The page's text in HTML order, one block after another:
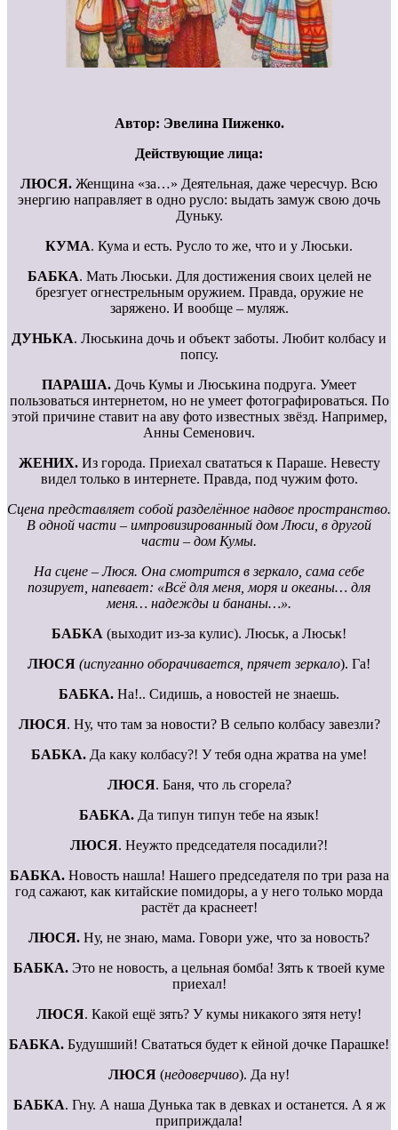
Автор: Эвелина Пиженко.
Действующие лица:
ЛЮСЯ. Женщина «за…» Деятельная, даже чересчур. Всю
энергию направляет в одно русло: выдать замуж свою дочь
Дуньку.
КУМА. Кума и есть. Русло то же, что и у Люськи.
БАБКА. Мать Люськи. Для достижения своих целей не
брезгует огнестрельным оружием. Правда, оружие не
заряжено. И вообще – муляж.
ДУНЬКА. Люськина дочь и объект заботы. Любит колбасу и
попсу.
ПАРАША. Дочь Кумы и Люськина подруга. Умеет
пользоваться интернетом, но не умеет фотографироваться. По
этой причине ставит на аву фото известных звёзд. Например,
Анны Семенович.
ЖЕНИХ.Из города. Приехал свататься к Параше. Невесту
видел только в интернете. Правда, под чужим фото.
Сцена представляет собой разделённое надвое пространство.
В одной части – импровизированный дом Люси, в другой
части – дом Кумы.
На сцене – Люся. Она смотрится в зеркало, сама себе
позирует, напевает: «Всё для меня, моря и океаны… для
меня… надежды и бананы…».
БАБКА (выходит из-за кулис). Люськ, а Люськ!
ЛЮСЯ (испуганно оборачивается, прячет зеркало). Га!
БАБКА. На!.. Сидишь, а новостей не знаешь.
ЛЮСЯ. Ну, что там за новости? В сельпо колбасу завезли?
БАБКА. Да каку колбасу?! У тебя одна жратва на уме!
ЛЮСЯ. Баня, что ль сгорела?
БАБКА. Да типун типун тебе на язык!
ЛЮСЯ. Неужто председателя посадили?!
БАБКА.Новость нашла! Нашего председателя по три раза на
год сажают, как китайские помидоры, а у него только морда
растёт да краснеет!
ЛЮСЯ. Ну, не знаю, мама. Говори уже, что за новость?
БАБКА. Это не новость, а цельная бомба! Зять к твоей куме
приехал!
ЛЮСЯ. Какой ещё зять? У кумы никакого зятя нету!
БАБКА. Будушший! Свататься будет к ейной дочке Парашке!
ЛЮСЯ (недоверчиво). Да ну!
БАБКА. Гну. А наша Дунька так в девках и останется. А я ж
приприждала!